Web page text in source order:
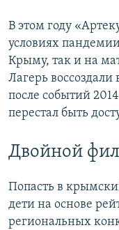
В этом году
условиях
Крыму, так и на
Лагерь воссоздали
после событий
перестал быть
Двойной
Попасть в
дети на основе
региональных